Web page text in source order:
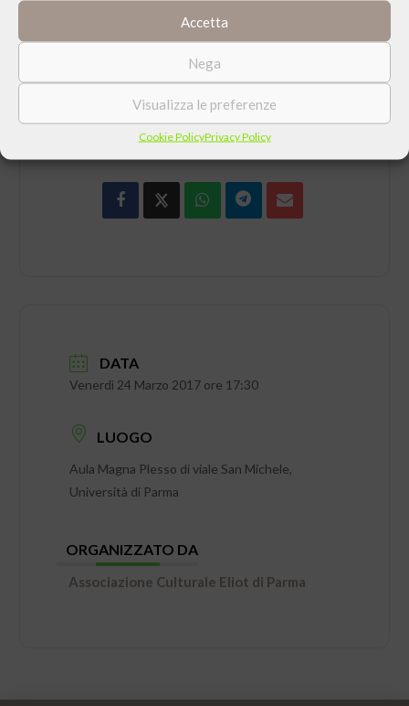
Accetta
Nega
Visualizza le preferenze
Cookie PolicyPrivacy Policy
esistenziale.
CONDIVIDI QUESTO EVENTO
DATA
Venerdì 24 Marzo 2017 ore 17:30
LUOGO
Aula Magna Plesso di viale San Michele,
Università di Parma
ORGANIZZATO DA
Associazione Culturale Eliot di Parma